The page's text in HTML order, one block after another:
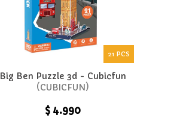
21 PCS
Big Ben Puzzle 3d - Cubicfun
CUBICFUN
$ 4.990